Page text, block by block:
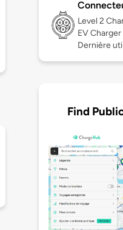
Level 2
EV Charger
Dernière
Find